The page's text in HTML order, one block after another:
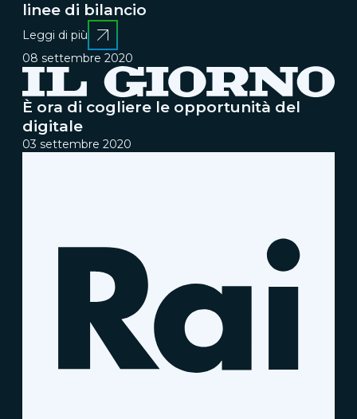
linee di bilancio
Leggi di più
08 settembre 2020
È ora di cogliere le opportunità del
digitale
03 settembre 2020